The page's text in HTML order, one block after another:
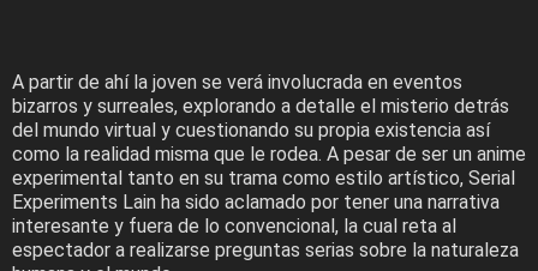
A partir de ahí la joven se verá involucrada en eventos
bizarros y surreales, explorando a detalle el misterio detrás
del mundo virtual y cuestionando su propia existencia así
como la realidad misma que le rodea. A pesar de ser un anime
experimental tanto en su trama como estilo artístico, Serial
Experiments Lain ha sido aclamado por tener una narrativa
interesante y fuera de lo convencional, la cual reta al
espectador a realizarse preguntas serias sobre la naturaleza